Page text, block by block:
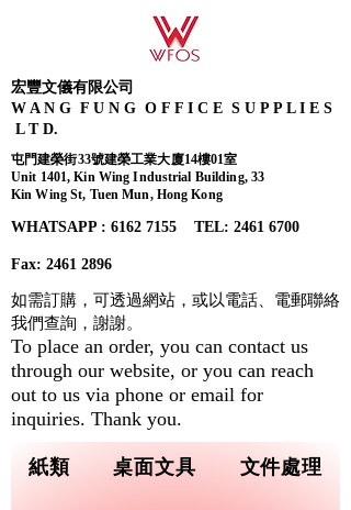
宏豐文儀有限公司
W A N G F U N G O F F I C E S U P P L I E S
L T D.
屯門建榮街33號建榮工業大廈14樓01室
Unit 1401, Kin Wing Industrial Building, 33
Kin Wing St, Tuen Mun, Hong Kong
WHATSAPP : 6162 7155​ TEL: 2461 6700
Fax: 2461 2896
紙類 桌面文具 文件處理
如需訂購，可透過網站，或以電話、電郵聯絡
我們查詢， 謝謝。
To place an order, you can contact us
through our website, or you can reach
out to us via phone or email for
inquiries. Thank you.